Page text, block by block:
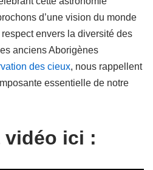
d’une vision du monde
envers la diversité des
anciens Aborigènes
des cieux, nous rappellent
essentielle de notre
vidéo ici :